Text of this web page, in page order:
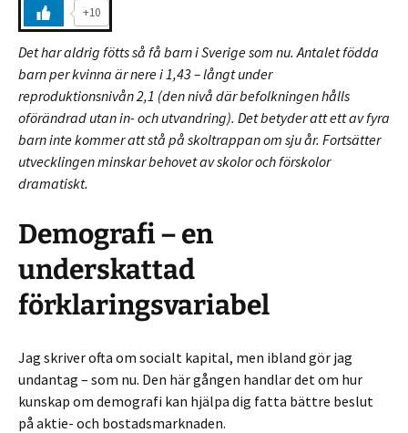
+10
Det har aldrig fötts så få barn i Sverige som nu. Antalet födda
barn per kvinna är nere i 1,43 – långt under
reproduktionsnivån 2,1 (den nivå där befolkningen hålls
oförändrad utan in- och utvandring). Det betyder att ett av fyra
barn inte kommer att stå på skoltrappan om sju år. Fortsätter
utvecklingen minskar behovet av skolor och förskolor
dramatiskt.
Demografi – en
underskattad
förklaringsvariabel
Jag skriver ofta om socialt kapital, men ibland gör jag
undantag – som nu. Den här gången handlar det om hur
kunskap om demografi kan hjälpa dig fatta bättre beslut
på aktie- och bostadsmarknaden.